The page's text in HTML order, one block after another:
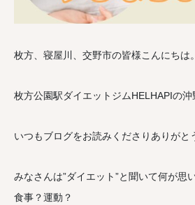
枚方、寝屋川、交野市の皆様こんにちは。
枚方公園駅ダイエットジムHELHAPIの沖
いつもブログをお読みくださりありがと
みなさんは”ダイエット”と聞いて何が思
食事？運動？